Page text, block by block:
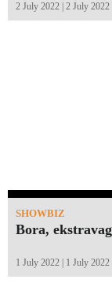
2 July 2022 | 2 July 2022
SHOWBIZ
Bora,
1 July 2022 | 1 July 2022